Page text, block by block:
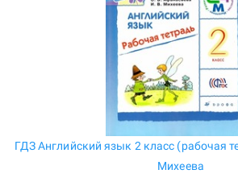
ГДЗ Английский язык 2 класс (рабочая
Михеева